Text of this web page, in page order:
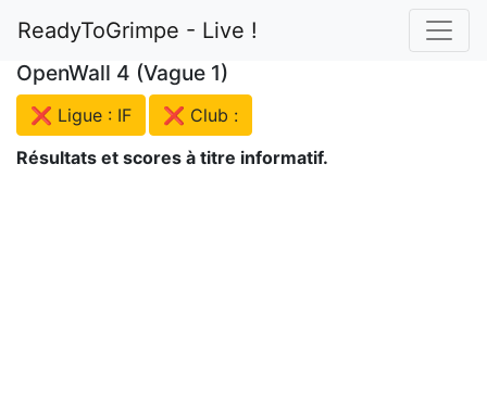
ReadyToGrimpe - Live !
OpenWall 4 (Vague 1)
❌ Ligue : IF
❌ Club :
Résultats et scores à titre informatif.